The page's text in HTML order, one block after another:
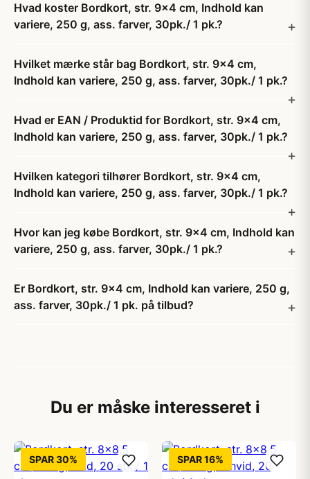
Hvad koster Bordkort, str. 9x4 cm, Indhold kan
variere, 250 g, ass. farver, 30pk./ 1 pk.?
Hvilket mærke står bag Bordkort, str. 9x4 cm,
Indhold kan variere, 250 g, ass. farver, 30pk./ 1 pk.?
Hvad er EAN / Produktid for Bordkort, str. 9x4 cm,
Indhold kan variere, 250 g, ass. farver, 30pk./ 1 pk.?
Hvilken kategori tilhører Bordkort, str. 9x4 cm,
Indhold kan variere, 250 g, ass. farver, 30pk./ 1 pk.?
Hvor kan jeg købe Bordkort, str. 9x4 cm, Indhold kan
variere, 250 g, ass. farver, 30pk./ 1 pk.?
Er Bordkort, str. 9x4 cm, Indhold kan variere, 250 g,
ass. farver, 30pk./ 1 pk. på tilbud?
Du er måske interesseret i
SPAR 30% SPAR 16%